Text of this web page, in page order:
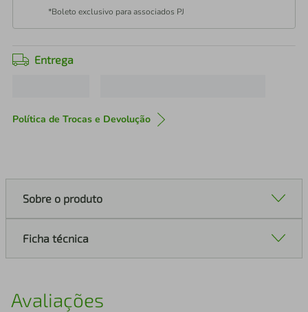
*Boleto exclusivo para associados PJ
Entrega
Política de Trocas e Devolução
Sobre o produto
Ficha técnica
Avaliações